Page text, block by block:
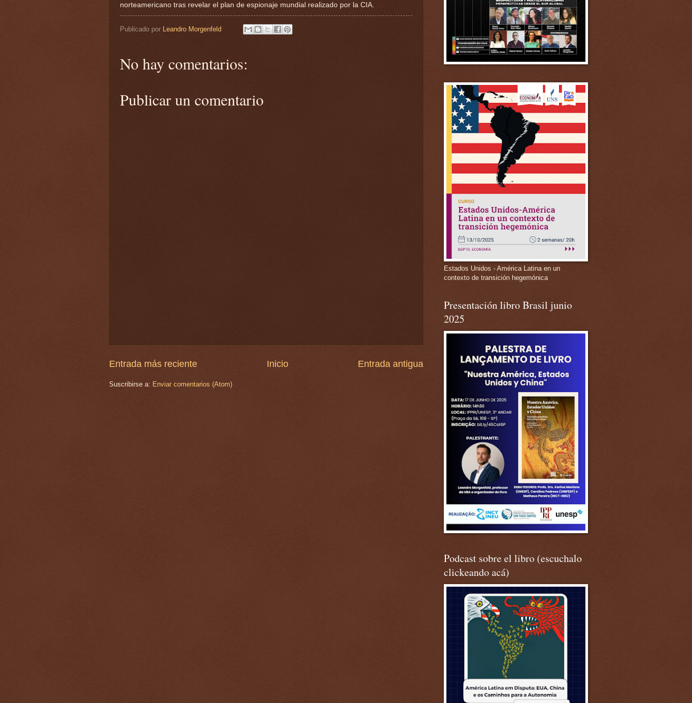
norteamericano tras revelar el plan de espionaje mundial realizado por la CIA.
Publicado por Leandro Morgenfeld
No hay comentarios:
Publicar un comentario
Entrada más reciente Entrada antigua
Inicio
Suscribirse a: Enviar comentarios (Atom)
Estados Unidos - América Latina en un
contexto de transición hegemónica
Presentación libro Brasil junio
2025
Podcast sobre el libro (escuchalo
clickeando acá)